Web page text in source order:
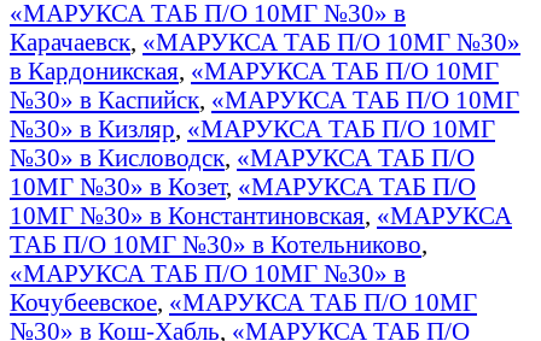
«МАРУКСА ТАБ П/О 10МГ №30» в
Карачаевск, «МАРУКСА ТАБ П/О 10МГ №30»
в Кардоникская, «МАРУКСА ТАБ П/О 10МГ
№30» в Каспийск, «МАРУКСА ТАБ П/О 10МГ
№30» в Кизляр, «МАРУКСА ТАБ П/О 10МГ
№30» в Кисловодск, «МАРУКСА ТАБ П/О
10МГ №30» в Козет, «МАРУКСА ТАБ П/О
10МГ №30» в Константиновская, «МАРУКСА
ТАБ П/О 10МГ №30» в Котельниково,
«МАРУКСА ТАБ П/О 10МГ №30» в
Кочубеевское, «МАРУКСА ТАБ П/О 10МГ
№30» в Кош-Хабль, «МАРУКСА ТАБ П/О